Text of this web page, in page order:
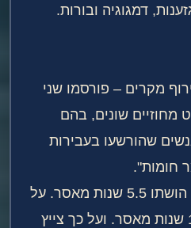
דמגוגיה ובורות.
בצירוף מקרים – פורסמו שני
מחוזיים שונים, בהם
שהורשעו בעבירות
חומות".
על האחד, ממוצא ערבי, הושתו 5.5 שנות מאסר. על
השני, יהודי, הושתו 12.5 שנות מאסר. ועל כך צייץ